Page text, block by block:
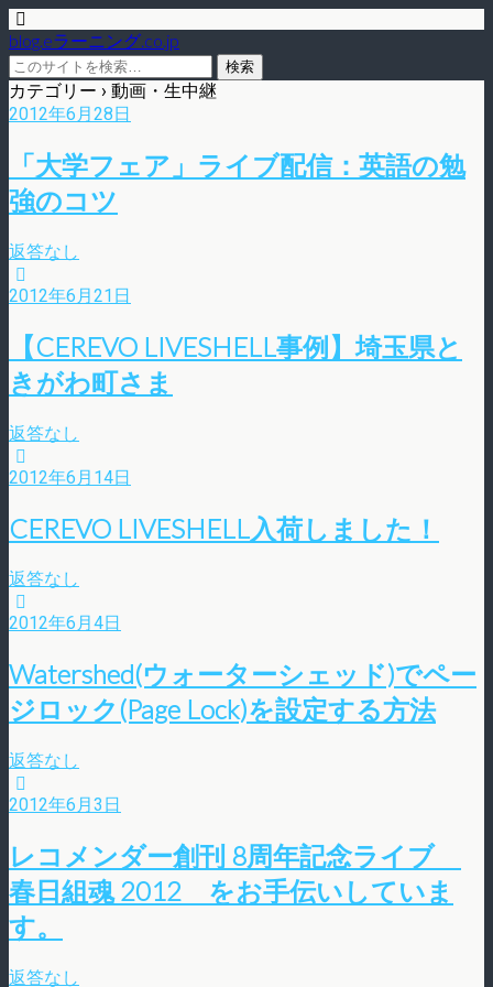
blog.eラーニング.co.jp
カテゴリー › 動画・生中継
2012年6月28日
「大学フェア」ライブ配信：英語の勉
強のコツ
返答なし
2012年6月21日
【CEREVO LIVESHELL事例】埼玉県と
きがわ町さま
返答なし
2012年6月14日
CEREVO LIVESHELL入荷しました！
返答なし
2012年6月4日
Watershed(ウォーターシェッド)でペー
ジロック(Page Lock)を設定する方法
返答なし
2012年6月3日
レコメンダー創刊 8周年記念ライブ
春日組魂 2012 をお手伝いしていま
す。
返答なし